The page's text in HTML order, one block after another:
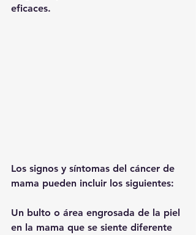
eficaces.
Los signos y síntomas del cáncer de
mama pueden incluir los siguientes:
Un bulto o área engrosada de la piel
en la mama que se siente diferente